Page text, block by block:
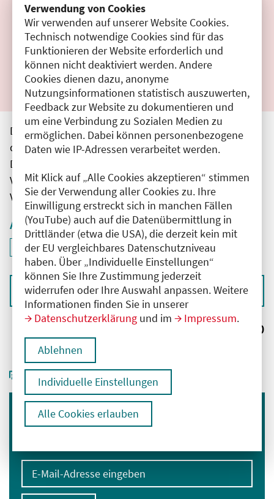
Verwendung von Cookies
Wir verwenden auf unserer Website Cookies.
Technisch notwendige Cookies sind für das
Funktionieren der Website erforderlich und
können nicht deaktiviert werden. Andere
Cookies dienen dazu, anonyme
Nutzungsinformationen statistisch auszuwerten,
Feedback zur Website zu dokumentieren und
um eine Verbindung zu Sozialen Medien zu
ermöglichen. Dabei können personenbezogene
Daten wie IP-Adressen verarbeitet werden.
Mit Klick auf „Alle Cookies akzeptieren“ stimmen
Sie der Verwendung aller Cookies zu. Ihre
Einwilligung erstreckt sich in manchen Fällen
(YouTube) auch auf die Datenübermittlung in
Drittländer (etwa die USA), die derzeit kein mit
der EU vergleichbares Datenschutzniveau
haben. Über „Individuelle Einstellungen“
können Sie Ihre Zustimmung jederzeit
widerrufen oder Ihre Auswahl anpassen. Weitere
Informationen finden Sie in unserer
Datenschutzerklärung und im Impressum.
Ablehnen
Individuelle Einstellungen
Alle Cookies erlauben
Filter zurücksetzen
Ergebnisse drucken
Die hier aufgeführten Veranstaltungen entsprechen
den unmittelbar vom Veranstalter getätigten Angaben.
Die Ärztekammer Berlin übernimmt keine
Verantwortung für den Inhalt, die Haftung obliegt dem
Veranstalter.
Aktive Filter
Filter
ID: ANT-2505815
deaktivieren und Suchergebnisse neu laden
Sortieren nach
Ergebnisse: 0
Immer informiert bleiben
E-Mail-Adresse eingeben